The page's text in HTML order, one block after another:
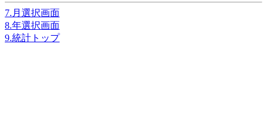
7.月選択画面
8.年選択画面
9.統計トップ